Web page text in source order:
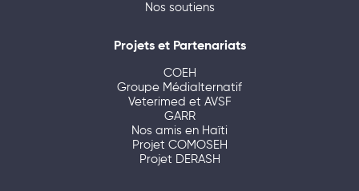
Nos soutiens
Projets et Partenariats
COEH
Groupe Médialternatif
Veterimed et AVSF
GARR
Nos amis en Haïti
Projet COMOSEH
Projet DERASH